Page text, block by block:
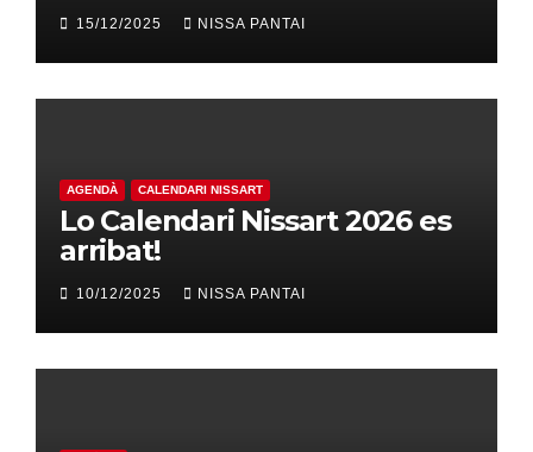
15/12/2025 NISSA PANTAI
AGENDÀ CALENDARI NISSART
Lo Calendari Nissart 2026 es
arribat!
10/12/2025 NISSA PANTAI